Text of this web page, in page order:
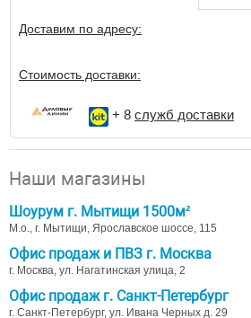
Доставим по адресу:
Стоимость доставки:
+ 8 служб доставки
Наши магазины
Шоурум г. Мытищи 1500м²
М.о., г. Мытищи, Ярославское шоссе, 115
Офис продаж и ПВЗ г. Москва
г. Москва, ул. Нагатинская улица, 2
Офис продаж г. Санкт-Петербург
г. Санкт-Петербург, ул. Ивана Черных д. 29